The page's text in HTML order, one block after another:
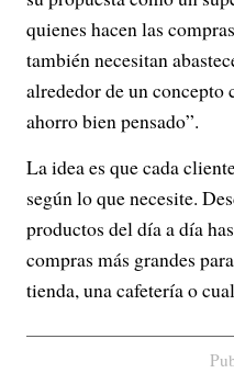
quienes hacen las
también necesitan
alrededor de un concepto
ahorro bien pensado”.
La idea es que cada
según lo que necesite.
productos del día a día
compras más grandes
tienda, una cafetería o